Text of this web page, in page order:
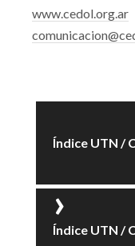
www.cedol.org.ar
Índice UTN /
Índice UTN /